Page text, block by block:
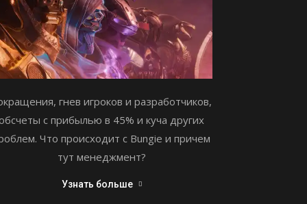
гнев игроков и разработчиков,
с прибылью в 45% и куча других
Что происходит с Bungie и причем
тут менеджмент?
Узнать больше